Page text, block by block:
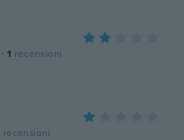
· 1 recensioni
recensioni